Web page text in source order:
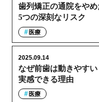
歯列矯正の通院をや
5つの深刻なリスク
医療
なぜ前歯は動きやす
実感できる理由
2025.09.14
医療